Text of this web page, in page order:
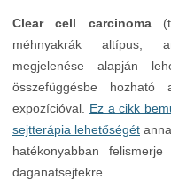
Clear cell carcinoma
méhnyakrák altípus,
megjelenése alapján
összefüggésbe hozható
expozícióval. Ez a cikk
sejtterápia lehetőségét
hatékonyabban
daganatsejtekre.